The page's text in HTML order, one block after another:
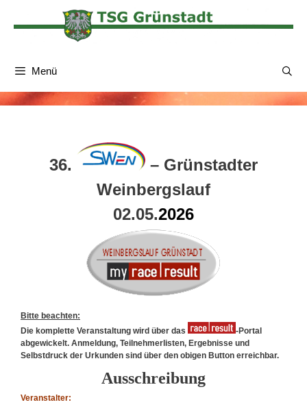
springen
Menü
36.
– Grünstadter
Weinbergslauf
02.05.2026
Bitte beachten:
Die komplette Veranstaltung wird über das
-Portal
abgewickelt. Anmeldung, Teilnehmerlisten, Ergebnisse und
Selbstdruck der Urkunden sind über den obigen Button erreichbar.
Ausschreibung
Veranstalter: